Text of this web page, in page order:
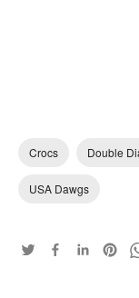
Crocs Double
USA Dawgs